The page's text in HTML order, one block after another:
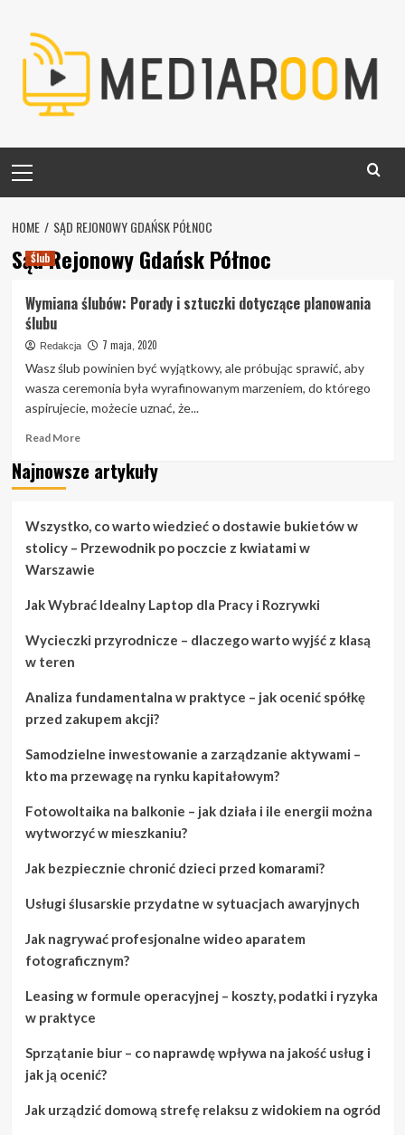
content
Menu
HOME SĄD REJONOWY GDAŃSK PÓŁNOC
Sąd Rejonowy Gdańsk Północ
Ślub
Wymiana ślubów: Porady i sztuczki dotyczące planowania
ślubu
Redakcja 7 maja, 2020
Wasz ślub powinien być wyjątkowy, ale próbując sprawić, aby
wasza ceremonia była wyrafinowanym marzeniem, do którego
aspirujecie, możecie uznać, że...
Read MoreRead
about
Wymiana
sztuczki
dotyczące
ślubu
Najnowsze artykuły
Wszystko, co warto wiedzieć o dostawie bukietów w
stolicy – Przewodnik po poczcie z kwiatami w
Warszawie
Jak Wybrać Idealny Laptop dla Pracy i Rozrywki
Wycieczki przyrodnicze – dlaczego warto wyjść z klasą
w teren
Analiza fundamentalna w praktyce – jak ocenić spółkę
przed zakupem akcji?
Samodzielne inwestowanie a zarządzanie aktywami –
kto ma przewagę na rynku kapitałowym?
Fotowoltaika na balkonie – jak działa i ile energii można
wytworzyć w mieszkaniu?
Jak bezpiecznie chronić dzieci przed komarami?
Usługi ślusarskie przydatne w sytuacjach awaryjnych
Jak nagrywać profesjonalne wideo aparatem
fotograficznym?
Leasing w formule operacyjnej – koszty, podatki i ryzyka
w praktyce
Sprzątanie biur – co naprawdę wpływa na jakość usług i
jak ją ocenić?
Jak urządzić domową strefę relaksu z widokiem na ogród